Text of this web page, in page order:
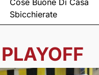
Cose Buone Di Casa
Sbicchierate